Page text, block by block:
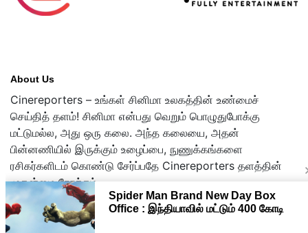
About Us
Cinereporters – உங்கள் சினிமா உலகத்தின் உண்மைச்
செய்தித் தளம்! சினிமா என்பது வெறும் பொழுதுபோக்கு
மட்டுமல்ல, அது ஒரு கலை. அந்த கலையை, அதன்
பின்னணியில் இருக்கும் உழைப்பை, நுணுக்கங்களை
ரசிகர்களிடம் கொண்டு சேர்ப்பதே Cinereporters தளத்தின்
முதன்மை நோக்கம்.